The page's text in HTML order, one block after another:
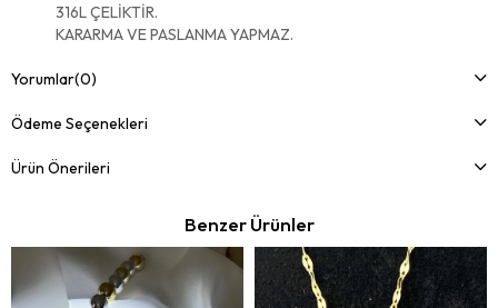
316L ÇELİKTİR.
KARARMA VE PASLANMA YAPMAZ.
Yorumlar(0)
Ödeme Seçenekleri
Ürün Önerileri
Benzer Ürünler